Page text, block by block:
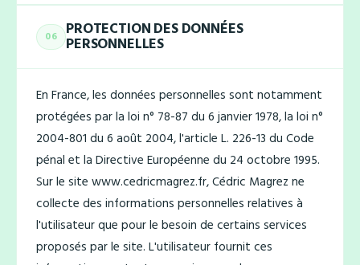
06 PROTECTION DES DONNÉES
PERSONNELLES
En France, les données personnelles sont notamment
protégées par la loi n° 78-87 du 6 janvier 1978, la loi n°
2004-801 du 6 août 2004, l'article L. 226-13 du Code
pénal et la Directive Européenne du 24 octobre 1995.
Sur le site www.cedricmagrez.fr, Cédric Magrez ne
collecte des informations personnelles relatives à
l'utilisateur que pour le besoin de certains services
proposés par le site. L'utilisateur fournit ces